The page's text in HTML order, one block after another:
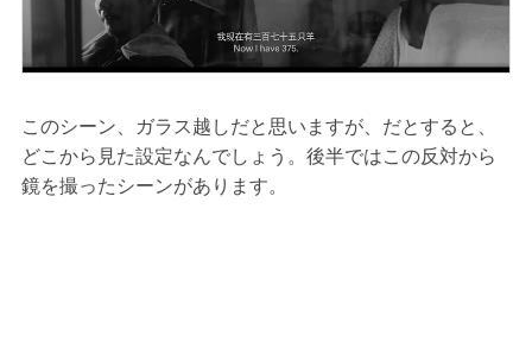
このシーン、ガラス越しだと思いますが、だとすると、
どこから見た設定なんでしょう。後半ではこの反対から
鏡を撮ったシーンがあります。